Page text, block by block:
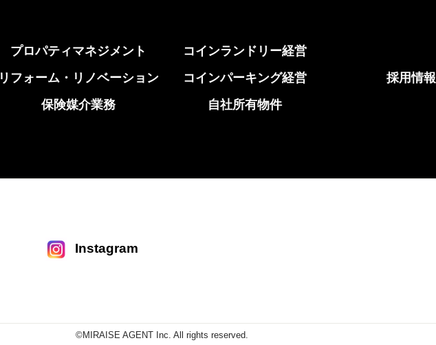
プロパティマネジメント
リフォーム・リノベーション
保険媒介業務
コインランドリー経営
コインパーキング経営
自社所有物件
採用情報
Instagram
©MIRAISE AGENT Inc. All rights reserved.